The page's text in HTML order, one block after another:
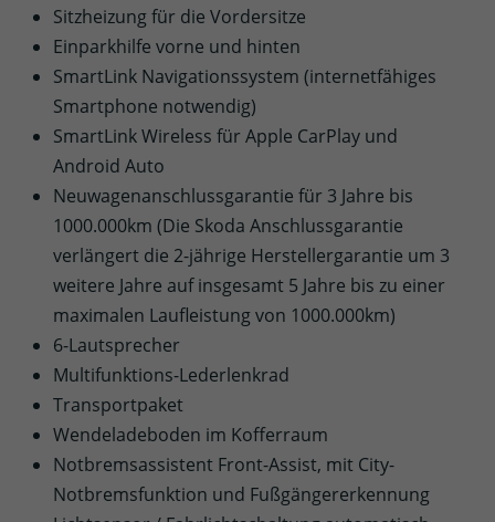
Sitzheizung für die Vordersitze
Einparkhilfe vorne und hinten
SmartLink Navigationssystem (internetfähiges
Smartphone notwendig)
SmartLink Wireless für Apple CarPlay und
Android Auto
Neuwagenanschlussgarantie für 3 Jahre bis
1000.000km (Die Skoda Anschlussgarantie
verlängert die 2-jährige Herstellergarantie um 3
weitere Jahre auf insgesamt 5 Jahre bis zu einer
maximalen Laufleistung von 1000.000km)
6-Lautsprecher
Multifunktions-Lederlenkrad
Transportpaket
Wendeladeboden im Kofferraum
Notbremsassistent Front-Assist, mit City-
Notbremsfunktion und Fußgängererkennung